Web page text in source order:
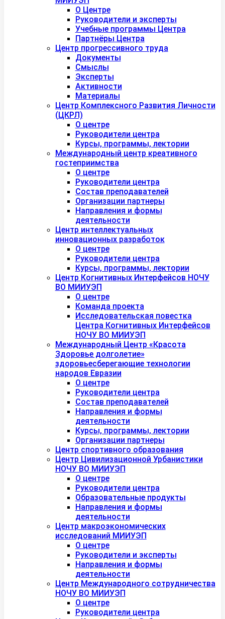
О Центре
Руководители и эксперты
Учебные программы Центра
Партнёры Центра
Центр прогрессивного труда
Документы
Смыслы
Эксперты
Активности
Материалы
Центр Комплексного Развития Личности
(ЦКРЛ)
О центре
Руководители центра
Курсы, программы, лектории
Международный центр креативного
гостеприимства
О центре
Руководители центра
Состав преподавателей
Организации партнеры
Направления и формы
деятельности
Центр интеллектуальных
инновационных разработок
О центре
Руководители центра
Курсы, программы, лектории
Центр Когнитивных Интерфейсов НОЧУ
ВО МИИУЭП
О центре
Команда проекта
Исследовательская повестка
Центра Когнитивных Интерфейсов
НОЧУ ВО МИИУЭП
Международный Центр «Красота
Здоровье долголетие»
здоровьесберегающие технологии
народов Евразии
О центре
Руководители центра
Состав преподавателей
Направления и формы
деятельности
Курсы, программы, лектории
Организации партнеры
Центр спортивного образования
Центр Цивилизационной Урбанистики
НОЧУ ВО МИИУЭП
О центре
Руководители центра
Образовательные продукты
Направления и формы
деятельности
Центр макроэкономических
исследований МИИУЭП
О центре
Руководители и эксперты
Направления и формы
деятельности
Центр Международного сотрудничества
НОЧУ ВО МИИУЭП
О центре
Руководители центра